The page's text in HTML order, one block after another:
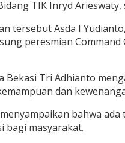
TIK Inryd
tersebut Asda I
peresmian
Bekasi Tri Adhianto
dan
bahwa
bagi masyarakat.